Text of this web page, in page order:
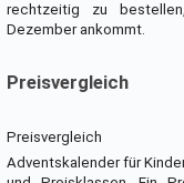
rechtzeitig zu
Dezember ankommt.
Preisvergleich
Preisvergleich
Adventskalender für